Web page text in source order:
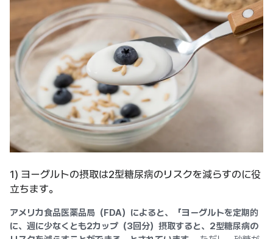
1) ヨーグルトの摂取は2型糖尿病のリスクを減らすのに役
立ちます。
アメリカ食品医薬品局（FDA）によると、「ヨーグルトを定期的
に、週に少なくとも2カップ（3回分）摂取すると、2型糖尿病の